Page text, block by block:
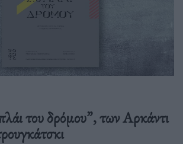
του δρόμου”, των Αρκάντι